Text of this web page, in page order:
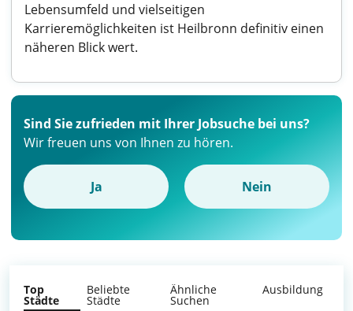
Lebensumfeld und vielseitigen
Karrieremöglichkeiten ist Heilbronn definitiv einen
näheren Blick wert.
Sind Sie zufrieden mit Ihrer Jobsuche bei uns?
Wir freuen uns von Ihnen zu hören.
Ja Nein
Top
Städte
Beliebte
Städte
Ähnliche
Suchen
Ausbildung